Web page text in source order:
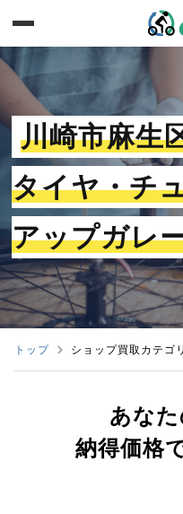
川崎市麻生
タイヤ・チ
アップガレ
トップ ショップ買取カテゴ
あなた
納得価格